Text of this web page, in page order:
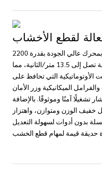
لقطع الأخشاب
يتميز منشار قطع الخشب الكهربائي بمحرك عالي الجودة بقدرة 2200
واط يوفر طاقة قوية وسرعة سلسلة تصل إلى 13.5 متر/الثانية، مما
الأوتوماتيكية التي تحافظ على
الميكانيكية وزر الأمان
تشغيلًا آمنًا وموثوقًا. بالإضافة
خفيف الوزن ومتوازن، واهتزاز
بدون أدوات لسهولة التعديل